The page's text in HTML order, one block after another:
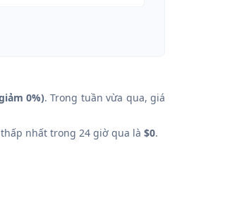
0%). Trong tuần vừa qua, giá
nhất trong 24 giờ qua là $0.